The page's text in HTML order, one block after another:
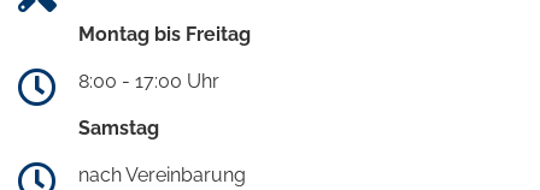
Montag bis Freitag
8:00 - 17:00 Uhr
Samstag
nach Vereinbarung